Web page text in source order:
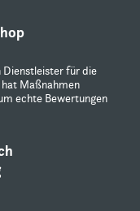
Dienstleister für die
Maßnahmen
echte Bewertungen